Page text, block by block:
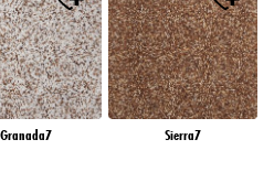
Granada7 Sierra7